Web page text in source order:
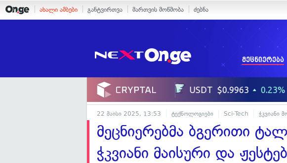
ახალი ამბები განტვირთვა მართვის მოწმობა ძებნა
მეცნიერება
22 მაისი 2025, 13:53 ტექნოლოგიები Sci-Tech ჭკვიანი
მეცნიერებმა ბგერითი
ჭკვიანი მაისური და